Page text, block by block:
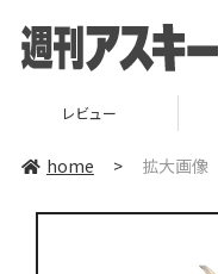
レビュー
home > 拡大画像